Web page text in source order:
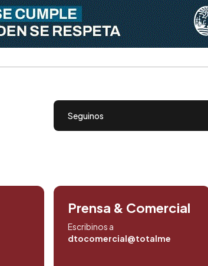
Seguinos
Prensa & Comercial
Escribinos a
dtocomercial@totalmedios.com